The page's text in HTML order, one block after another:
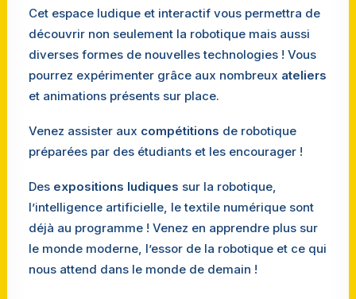
Cet espace ludique et interactif vous permettra de
découvrir non seulement la robotique mais aussi
diverses formes de nouvelles technologies ! Vous
pourrez expérimenter grâce aux nombreux ateliers
et animations présents sur place.
Venez assister aux compétitions de robotique
préparées par des étudiants et les encourager !
Des expositions ludiques sur la robotique,
l’intelligence artificielle, le textile numérique sont
déjà au programme ! Venez en apprendre plus sur
le monde moderne, l’essor de la robotique et ce qui
nous attend dans le monde de demain !